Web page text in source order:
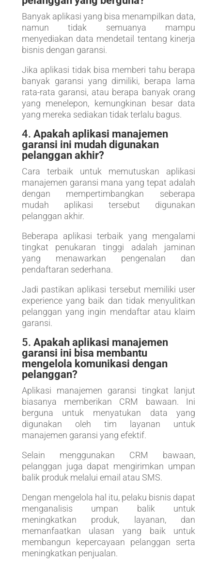
Banyak aplikasi yang bisa menampilkan data,
namun tidak semuanya mampu
menyediakan data mendetail tentang kinerja
bisnis dengan garansi.
Jika aplikasi tidak bisa memberi tahu berapa
banyak garansi yang dimiliki, berapa lama
rata-rata garansi, atau berapa banyak orang
yang menelepon, kemungkinan besar data
yang mereka sediakan tidak terlalu bagus.
4. Apakah aplikasi manajemen
garansi ini mudah digunakan
pelanggan akhir?
Cara terbaik untuk memutuskan aplikasi
manajemen garansi mana yang tepat adalah
dengan mempertimbangkan seberapa
mudah aplikasi tersebut digunakan
pelanggan akhir.
Beberapa aplikasi terbaik yang mengalami
tingkat penukaran tinggi adalah jaminan
yang menawarkan pengenalan dan
pendaftaran sederhana.
Jadi pastikan aplikasi tersebut memiliki user
experience yang baik dan tidak menyulitkan
pelanggan yang ingin mendaftar atau klaim
garansi.
5. Apakah aplikasi manajemen
garansi ini bisa membantu
mengelola komunikasi dengan
pelanggan?
Aplikasi manajemen garansi tingkat lanjut
biasanya memberikan CRM bawaan. Ini
berguna untuk menyatukan data yang
digunakan oleh tim layanan untuk
manajemen garansi yang efektif.
Selain menggunakan CRM bawaan,
pelanggan juga dapat mengirimkan umpan
balik produk melalui email atau SMS.
Dengan mengelola hal itu, pelaku bisnis dapat
menganalisis umpan balik untuk
meningkatkan produk, layanan, dan
memanfaatkan ulasan yang baik untuk
membangun kepercayaan pelanggan serta
meningkatkan penjualan.